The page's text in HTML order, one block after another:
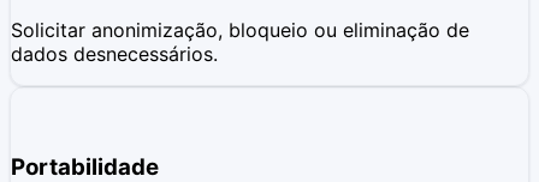
Solicitar anonimização, bloqueio ou eliminação de
dados desnecessários.
Portabilidade